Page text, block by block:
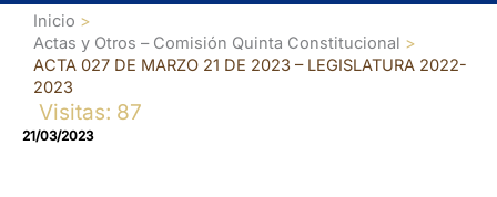
Inicio
Actas y Otros – Comisión Quinta Constitucional
ACTA 027 DE MARZO 21 DE 2023 – LEGISLATURA 2022-
2023
Visitas: 87
21/03/2023